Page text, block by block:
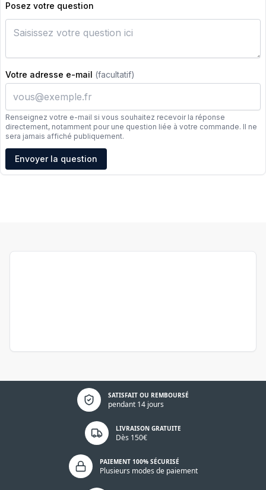
Posez votre question
Votre adresse e-mail (facultatif)
Renseignez votre e-mail si vous souhaitez recevoir la réponse
directement, notamment pour une question liée à votre commande. Il ne
sera jamais affiché publiquement.
Adresse e-mail
Envoyer la question
SATISFAIT OU REMBOURSÉ
pendant 14 jours
Politique de confidentialité
LIVRAISON GRATUITE
Dès 150€
PAIEMENT 100% SÉCURISÉ
Plusieurs modes de paiement